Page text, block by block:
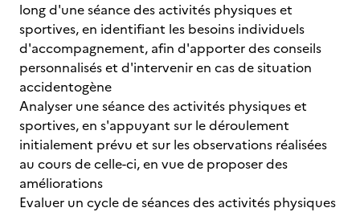
long d'une séance des activités physiques et
sportives, en identifiant les besoins individuels
d'accompagnement, afin d'apporter des conseils
personnalisés et d'intervenir en cas de situation
accidentogène
Analyser une séance des activités physiques et
sportives, en s'appuyant sur le déroulement
initialement prévu et sur les observations réalisées
au cours de celle-ci, en vue de proposer des
améliorations
Evaluer un cycle de séances des activités physiques